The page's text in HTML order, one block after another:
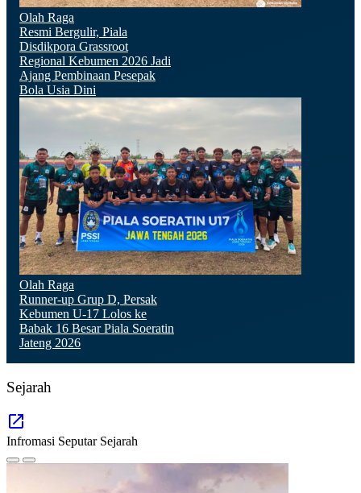
Olah Raga
Resmi Bergulir, Piala
Disdikpora Grassroot
Regional Kebumen 2026 Jadi
Ajang Pembinaan Pesepak
Bola Usia Dini
Olah Raga
Runner-up Grup D, Persak
Kebumen U-17 Lolos ke
Babak 16 Besar Piala Soeratin
Jateng 2026
Sejarah
Infromasi Seputar Sejarah